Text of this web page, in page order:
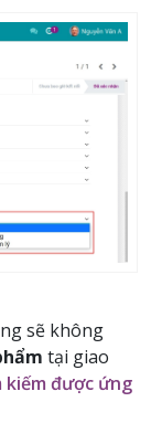
sẽ không
tại giao
kiếm được ứng